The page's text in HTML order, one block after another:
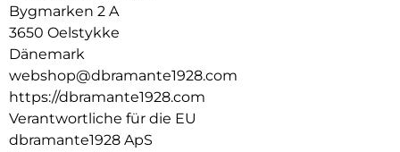
Bygmarken 2 A
3650 Oelstykke
Dänemark
webshop@dbramante1928.com
https://dbramante1928.com
Verantwortliche für die EU
dbramante1928 ApS